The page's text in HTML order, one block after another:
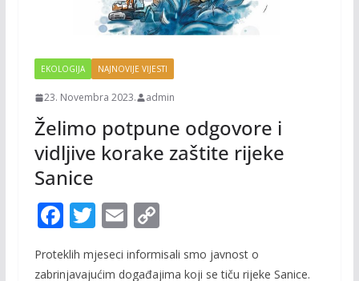
EKOLOGIJA NAJNOVIJE VIJESTI
23. Novembra 2023. admin
Želimo potpune odgovore i
vidljive korake zaštite rijeke
Sanice
F
ac
e
T
itt
E
m
ai
C
p
Proteklih mjeseci informisali smo javnost o
zabrinjavajućim događajima koji se tiču rijeke Sanice.